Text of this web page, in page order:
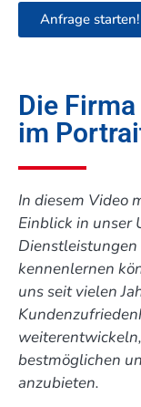
Anfrage starten!
Die
im
In diesem Video
Einblick in unser
Dienstleistungen
kennenlernen
uns seit vielen
bestmöglichen
anzubieten.